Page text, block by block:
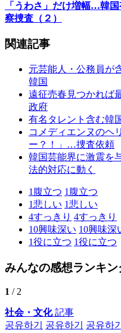
「うわさ」だけ増幅…韓
察捜査（２）
関連記事
元芸能人・公務員が
韓国
遠征売春見つかれば
政府
有名タレント含む韓
コメディエンヌのヘ
ー？！」…捜査依頼
韓国芸能界に激震を
法的対応に動く
1 腹立つ 1 腹立つ
1悲しい 1悲しい
4すっきり 4すっきり
10興味深い 10興味深
1役に立つ 1役に立つ
みんなの感想ランキン
1 / 2
社会・文化記事
공유하기
공유하기 공유하기